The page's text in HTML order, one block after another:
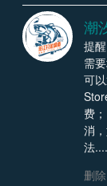
潮
提
需
可
费
消
法....
删除